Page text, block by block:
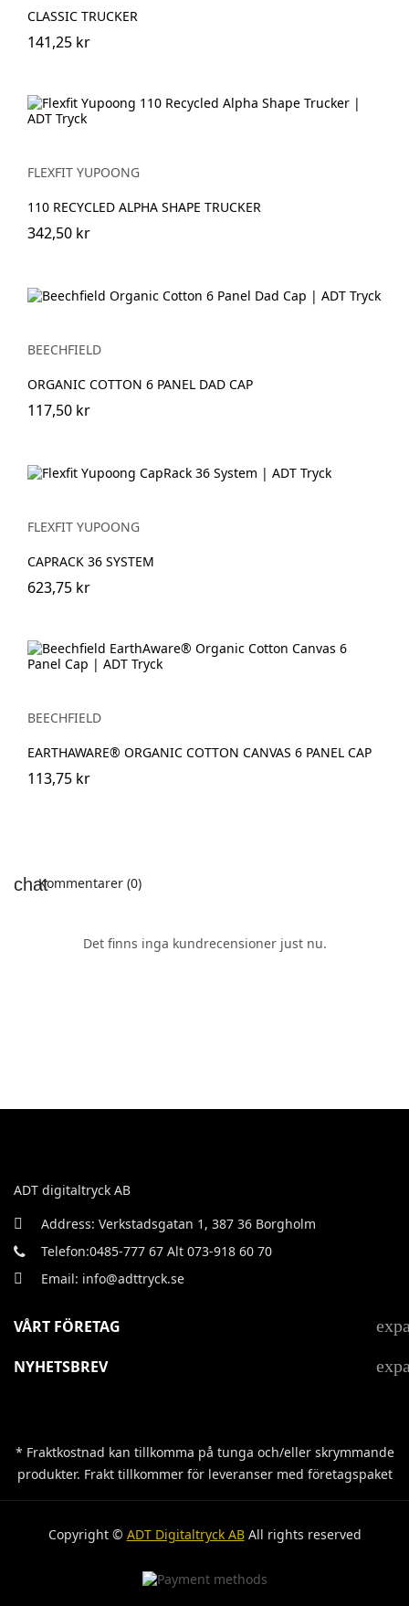
CLASSIC TRUCKER
141,25 kr
FLEXFIT YUPOONG
110 RECYCLED ALPHA SHAPE TRUCKER
342,50 kr
BEECHFIELD
ORGANIC COTTON 6 PANEL DAD CAP
117,50 kr
FLEXFIT YUPOONG
CAPRACK 36 SYSTEM
623,75 kr
BEECHFIELD
EARTHAWARE® ORGANIC COTTON CANVAS 6 PANEL CAP
113,75 kr
Kommentarer (0)
Det finns inga kundrecensioner just nu.
ADT digitaltryck AB
Address: Verkstadsgatan 1, 387 36 Borgholm
Telefon:0485-777 67 Alt 073-918 60 70
Email: info@adttryck.se
VÅRT FÖRETAG
NYHETSBREV
* Fraktkostnad kan tillkomma på tunga och/eller skrymmande
produkter. Frakt tillkommer för leveranser med företagspaket
Copyright © ADT Digitaltryck ABAll rights reserved